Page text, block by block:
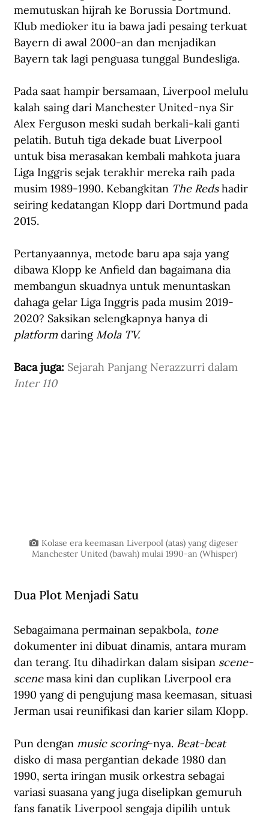
memutuskan hijrah ke Borussia Dortmund.
Klub medioker itu ia bawa jadi pesaing terkuat
Bayern di awal 2000-an dan menjadikan
Bayern tak lagi penguasa tunggal Bundesliga.
Pada saat hampir bersamaan, Liverpool melulu
kalah saing dari Manchester United-nya Sir
Alex Ferguson meski sudah berkali-kali ganti
pelatih. Butuh tiga dekade buat Liverpool
untuk bisa merasakan kembali mahkota juara
Liga Inggris sejak terakhir mereka raih pada
musim 1989-1990. Kebangkitan The Reds hadir
seiring kedatangan Klopp dari Dortmund pada
2015.
Pertanyaannya, metode baru apa saja yang
dibawa Klopp ke Anfield dan bagaimana dia
membangun skuadnya untuk menuntaskan
dahaga gelar Liga Inggris pada musim 2019-
2020? Saksikan selengkapnya hanya di
platform daring Mola TV.
Baca juga: Sejarah Panjang Nerazzurri dalam
Inter 110
Kolase era keemasan Liverpool (atas) yang digeser
Manchester United (bawah) mulai 1990-an (Whisper)
Dua Plot Menjadi Satu
Sebagaimana permainan sepakbola, tone
dokumenter ini dibuat dinamis, antara muram
dan terang. Itu dihadirkan dalam sisipan scene-
scene masa kini dan cuplikan Liverpool era
1990 yang di pengujung masa keemasan, situasi
Jerman usai reunifikasi dan karier silam Klopp.
Pun dengan music scoring-nya. Beat-beat
disko di masa pergantian dekade 1980 dan
1990, serta iringan musik orkestra sebagai
variasi suasana yang juga diselipkan gemuruh
fans fanatik Liverpool sengaja dipilih untuk